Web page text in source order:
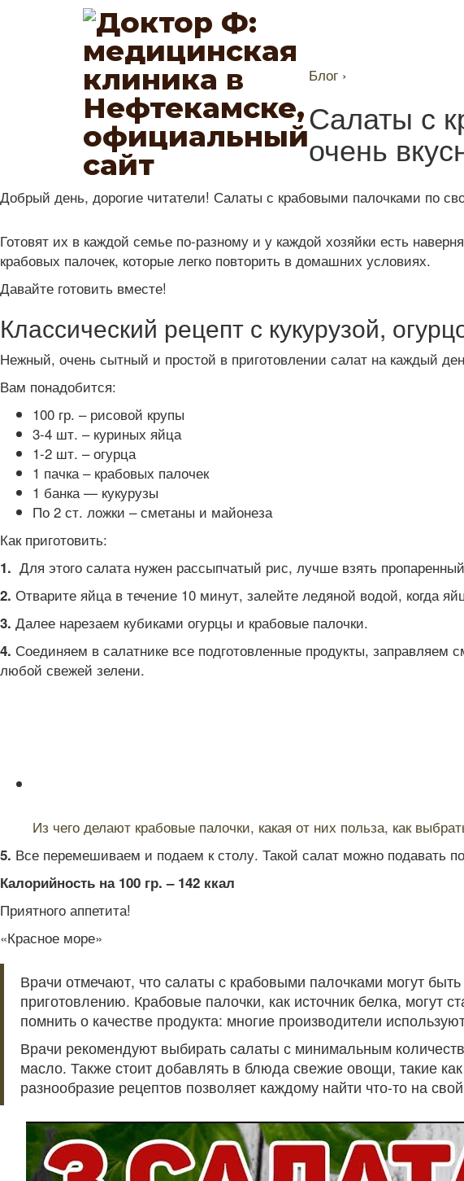
Блог ›
Салаты с
очень
Добрый день, дорогие читатели! Салаты с крабовыми палочками по
Готовят их в каждой семье по-разному и у каждой хозяйки есть
крабовых палочек, которые легко повторить в домашних условиях.
Давайте готовить вместе!
Классический рецепт с кукурузой,
Нежный, очень сытный и простой в приготовлении салат на каждый
Вам понадобится:
100 гр. – рисовой крупы
3-4 шт. – куриных яйца
1-2 шт. – огурца
1 пачка – крабовых палочек
1 банка — кукурузы
По 2 ст. ложки – сметаны и майонеза
Как приготовить:
1. Для этого салата нужен рассыпчатый рис, лучше взять
2. Отварите яйца в течение 10 минут, залейте ледяной водой, когда
3. Далее нарезаем кубиками огурцы и крабовые палочки.
4. Соединяем в салатнике все подготовленные продукты,
любой свежей зелени.
Из чего делают крабовые палочки, какая от них польза, как
5. Все перемешиваем и подаем к столу. Такой салат можно подавать
Калорийность на 100 гр. – 142 ккал
Приятного аппетита!
«Красное море»
Врачи отмечают, что салаты с крабовыми палочками могут
приготовлению. Крабовые палочки, как источник белка,
помнить о качестве продукта: многие производители
Врачи рекомендуют выбирать салаты с минимальным
масло. Также стоит добавлять в блюда свежие овощи, такие
разнообразие рецептов позволяет каждому найти что-то на